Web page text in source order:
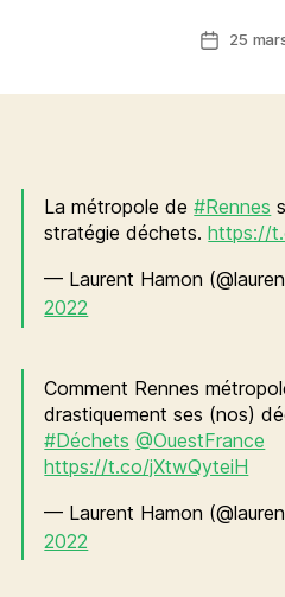
Date
25
La métropole de#Rennes
stratégie déchets.https://
— Laurent Hamon
2022
Comment Rennes
drastiquement ses (nos)
#Déchets @OuestFrance
https://t.co/jXtwQyteiH
— Laurent Hamon
2022